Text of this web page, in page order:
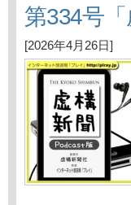
第334号
[2026年4月26日]